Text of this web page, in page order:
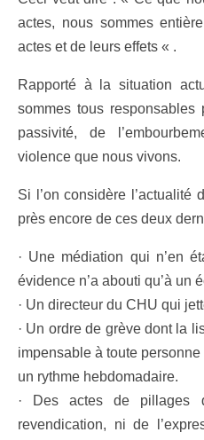
actes, nous sommes
actes et de leurs effets « .
Rapporté à la situation
sommes tous responsables
passivité, de
violence que nous vivons.
Si l’on considère l’actualité
près encore de ces deux
· Une médiation qui n’en
évidence n’a abouti qu’à un
· Un directeur du CHU qui
· Un ordre de grève dont la
impensable à toute
un rythme hebdomadaire.
· Des actes de
revendication, ni de